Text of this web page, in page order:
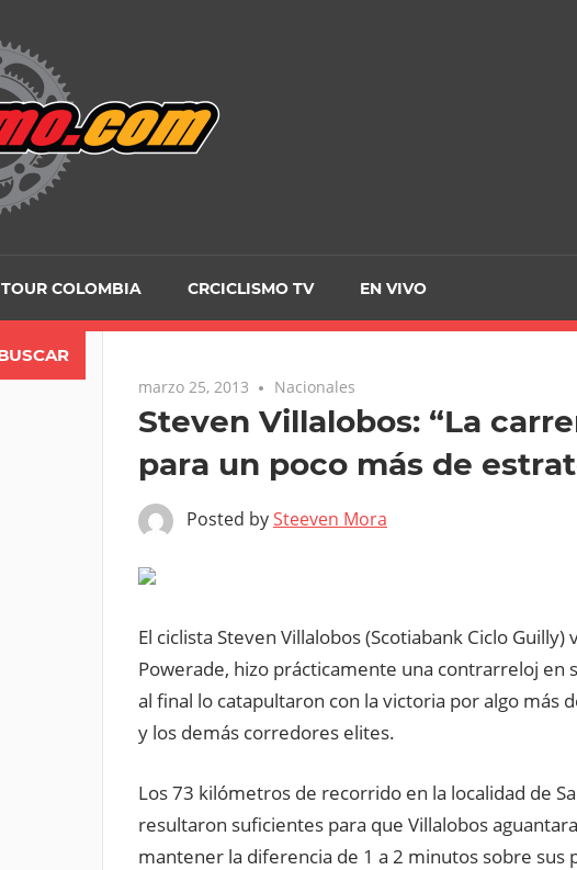
TOUR COLOMBIA CRCICLISMO TV EN VIVO
marzo 25, 2013 Nacionales
Steven Villalobos: “La
para un poco más de
Posted bySteeven Mora
El ciclista Steven Villalobos (Scotiabank Ciclo Guilly)
Powerade, hizo prácticamente una contrarreloj
al final lo catapultaron con la victoria por algo más
y los demás corredores elites.
Los 73 kilómetros de recorrido en la localidad de
resultaron suficientes para que Villalobos
mantener la diferencia de 1 a 2 minutos sobre sus